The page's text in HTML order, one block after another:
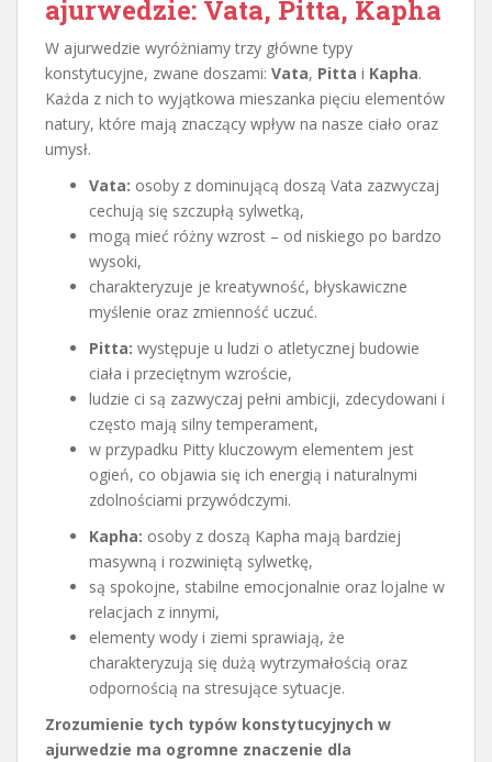
ajurwedzie: Vata, Pitta, Kapha
W ajurwedzie wyróżniamy trzy główne typy
konstytucyjne, zwane doszami: Vata, Pitta i Kapha.
Każda z nich to wyjątkowa mieszanka pięciu elementów
natury, które mają znaczący wpływ na nasze ciało oraz
umysł.
Vata: osoby z dominującą doszą Vata zazwyczaj
cechują się szczupłą sylwetką,
mogą mieć różny wzrost – od niskiego po bardzo
wysoki,
charakteryzuje je kreatywność, błyskawiczne
myślenie oraz zmienność uczuć.
Pitta: występuje u ludzi o atletycznej budowie
ciała i przeciętnym wzroście,
ludzie ci są zazwyczaj pełni ambicji, zdecydowani i
często mają silny temperament,
w przypadku Pitty kluczowym elementem jest
ogień, co objawia się ich energią i naturalnymi
zdolnościami przywódczymi.
Kapha: osoby z doszą Kapha mają bardziej
masywną i rozwiniętą sylwetkę,
są spokojne, stabilne emocjonalnie oraz lojalne w
relacjach z innymi,
elementy wody i ziemi sprawiają, że
charakteryzują się dużą wytrzymałością oraz
odpornością na stresujące sytuacje.
Zrozumienie tych typów konstytucyjnych w
ajurwedzie ma ogromne znaczenie dla